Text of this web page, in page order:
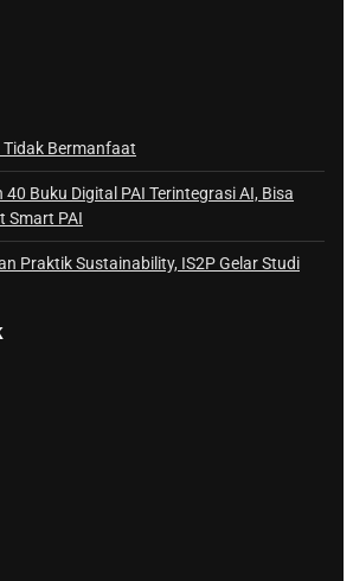
Bermanfaat
Buku Digital PAI Terintegrasi AI, Bisa
Smart PAI
Praktik Sustainability, IS2P Gelar Studi